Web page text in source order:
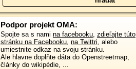
Podpor projekt OMA:
Spojte sa s nami na facebooku, zdieľajte túto
stránku na Facebooku, na Twittri, alebo
umiestnite odkaz na svoju stránku.
Ale hlavne doplňte dáta do Openstreetmap,
články do wikipédie, ...